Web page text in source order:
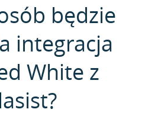
będzie
integracja
White z